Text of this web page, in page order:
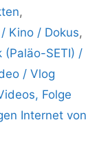
,
Kino / Dokus,
(Paläo-SETI) /
/ Vlog
Folge
Internet von